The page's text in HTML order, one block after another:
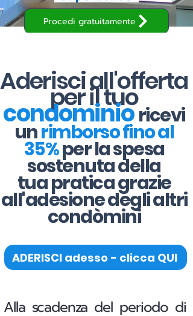
Procedi gratuitamente
Aderisci all'offerta
per il tuo
condominioricevi
unrimborso fino al
35%per la spesa
sostenuta della
tua pratica grazie
all'adesione degli altri
condòmini
ADERISCI adesso - clicca QUI
Alla scadenza del periodo di